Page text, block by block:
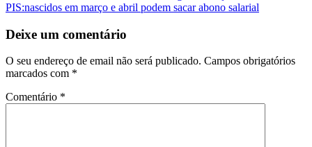
de
artigos
PIS:nascidos em março e abril podem sacar abono salarial
Deixe um comentário
O seu endereço de email não será publicado. Campos obrigatórios
marcados com *
Comentário *